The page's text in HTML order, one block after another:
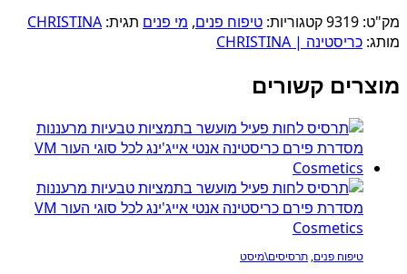
מק"ט: 9319קטגוריות: טיפוח פנים, מי פנים תגית: CHRISTINA
מותג: כריסטינה | CHRISTINA
מוצרים קשורים
טיפוח פנים, תרסיסים\מיסט